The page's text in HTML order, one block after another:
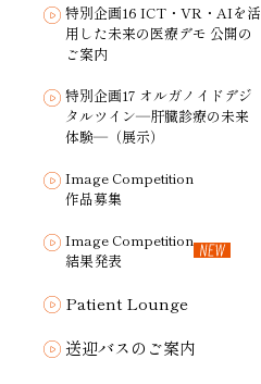
特別企画16 ICT・VR・AIを活
用した未来の医療デモ 公開の
ご案内
特別企画17 オルガノイドデジ
タルツイン―肝臓診療の未来
体験―（展示）
Image Competition
作品募集
Image Competition
結果発表
Patient Lounge
送迎バスのご案内